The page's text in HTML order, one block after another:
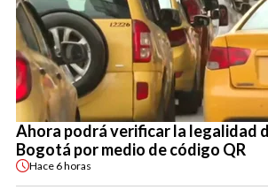
Ahora podrá verificar la legalidad
Bogotá por medio de código QR
Hace 6 horas